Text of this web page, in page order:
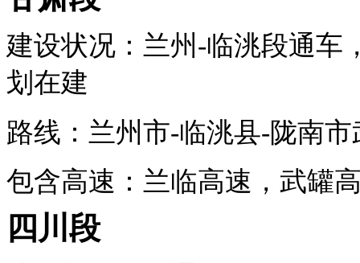
建设状况：兰州-临洮段通车
划在建
路线：兰州市-临洮县-陇南市
包含高速：兰临高速，武罐
四川段